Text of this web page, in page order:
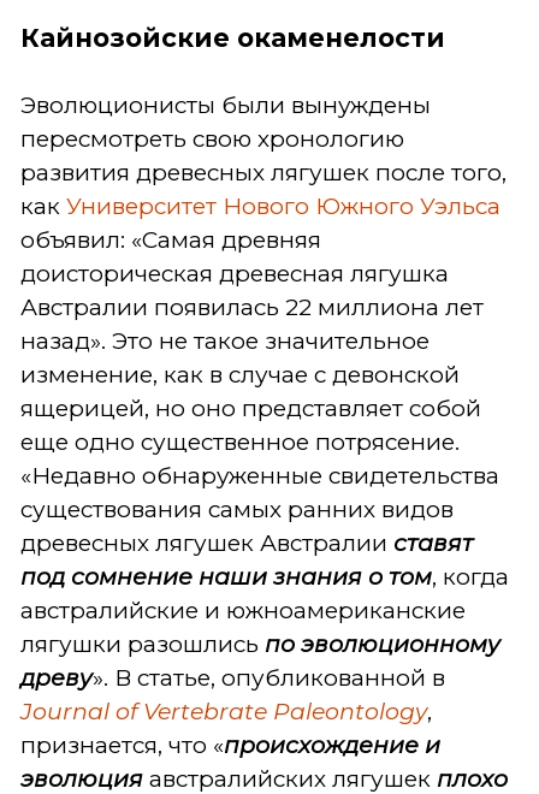
Кайнозойские окаменелости
Эволюционисты были вынуждены
пересмотреть свою хронологию
развития древесных лягушек после того,
как Университет Нового Южного Уэльса
объявил: «Самая древняя
доисторическая древесная лягушка
Австралии появилась 22 миллиона лет
назад». Это не такое значительное
изменение, как в случае с девонской
ящерицей, но оно представляет собой
еще одно существенное потрясение.
«Недавно обнаруженные свидетельства
существования самых ранних видов
древесных лягушек Австралии ставят
под сомнение наши знания о том, когда
австралийские и южноамериканские
лягушки разошлись по эволюционному
древу». В статье, опубликованной в
Journal of Vertebrate Paleontology,
признается, что «происхождение и
эволюция австралийских лягушек плохо